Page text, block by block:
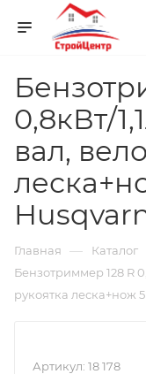
0,8кВт/
вал,
Главная — Каталог
Бензотриммер 128 R
рукоятка леска+нож
Артикул: 18 178